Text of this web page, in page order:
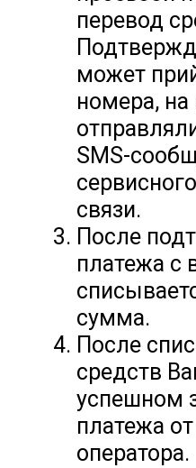
перевод
может
номера,
SMS-
связи.
После
платежа с
сумма.
После
средств
успешном
платежа
оператора.